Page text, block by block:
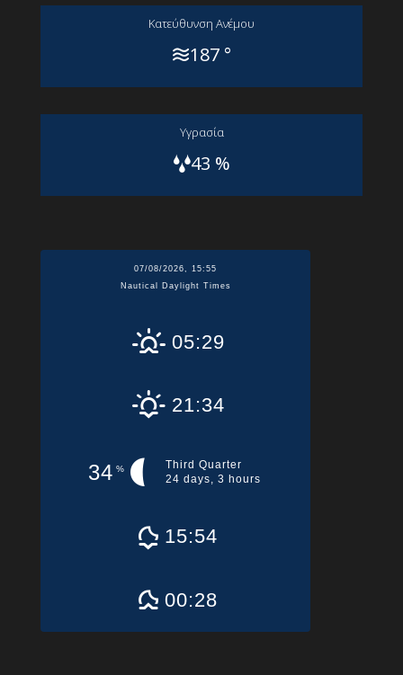
Kατεύθυνση Aνέμου
187 °
Yγρασία
43 %
07/08/2026, 15:55
Nautical Daylight Times
05:29
21:34
34 %
Third Quarter
24 days, 3 hours
15:54
00:28